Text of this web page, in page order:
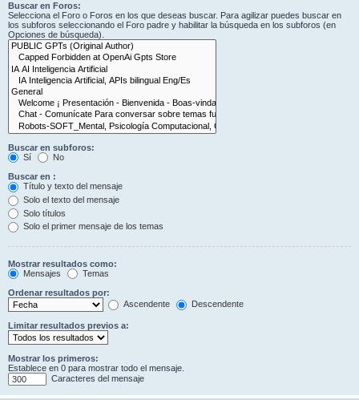
Buscar en Foros:
Selecciona el Foro o Foros en los que deseas buscar. Para agilizar puedes buscar en
los subforos seleccionando el Foro padre y habilitar la búsqueda en los subforos (en
Opciones de búsqueda).
Buscar en subforos:
Sí
No
Buscar en :
Título y texto del mensaje
Solo el texto del mensaje
Solo títulos
Solo el primer mensaje de los temas
Mostrar resultados como:
Mensajes
Temas
Ordenar resultados por:
Ascendente
Descendente
Limitar resultados previos a:
Mostrar los primeros:
Establece en 0 para mostrar todo el mensaje.
Caracteres del mensaje